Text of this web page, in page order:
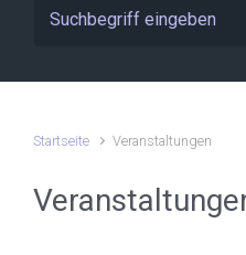
Startseite Veranstaltungen